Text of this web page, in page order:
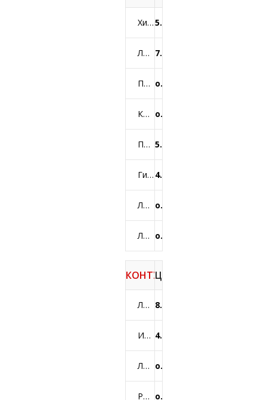
Хирургическая подтяжка больших половых губ 50400 грн.
Лабиопластика (пластика малых половых губ) 75600 грн.
Пластика околоклиторальной зоны от 50400 грн.
Кольпорафия (передняя/задняя) от 84000 грн.
Пластика входа во влагалище 54600 грн.
Гименопластика (пластика цельности девичьей плевы) 42000 грн.
Липосакция лобка и надлобковой зоны от 33600 грн.
Липофилинг больших половых губ от 33600 грн.
КОНТУРНАЯ ИНТИМНАЯ
ЦЕНА
Лазерное омоложение влагалища AlmaFemiLift 8000 грн.
Индивидуальная насадка оплачивается дополнительно 4000 грн.
Лазерное омоложение участка больших половых губ и паховых складок от 8000 грн.
PRP-терапия интимных зон от 5000 грн.